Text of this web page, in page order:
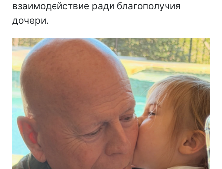
взаимодействие ради благополучия
дочери.